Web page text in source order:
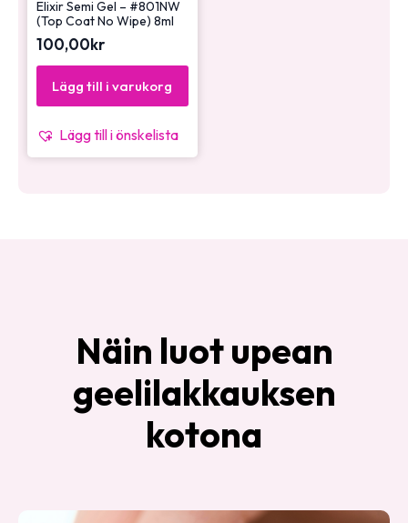
Elixir Semi Gel – #801NW
(Top Coat No Wipe) 8ml
100,00kr
Lägg till i varukorg
Lägg till i önskelista
Näin luot upean
geelilakkauksen
kotona